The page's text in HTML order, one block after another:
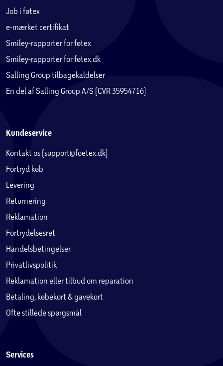
Job i føtex
e-mærket certifikat
Smiley-rapporter for føtex
Smiley-rapporter for føtex.dk
Salling Group tilbagekaldelser
En del af Salling Group A/S (CVR 35954716)
Kundeservice
Kontakt os (support@foetex.dk)
Fortryd køb
Levering
Returnering
Reklamation
Fortrydelsesret
Handelsbetingelser
Privatlivspolitik
Reklamation eller tilbud om reparation
Betaling, købekort & gavekort
Ofte stillede spørgsmål
Services